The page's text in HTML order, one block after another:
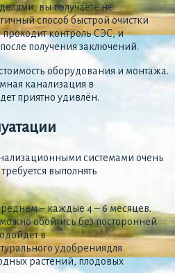
вы получаете не
способ быстрой очистки
контроль СЭС, и
получения заключений.
оборудования и монтажа.
канализация в
приятно удивлён.
системами очень
выполнять
– каждые 4 – 6 месяцев.
можно обойтись без посторонней
в
удобрениядля
растений, плодовых